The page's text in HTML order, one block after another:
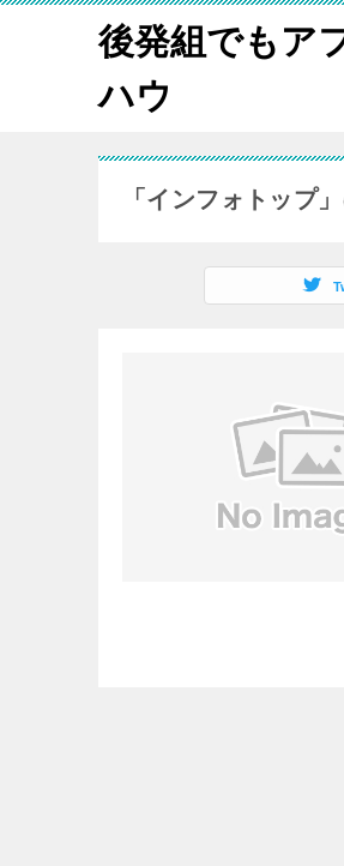
後発組でもア
ハウ
「インフォトップ